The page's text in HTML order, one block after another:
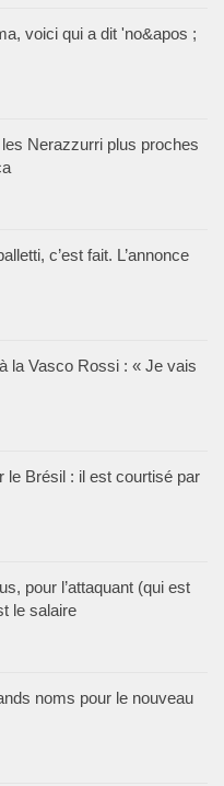
voici qui a dit 'no&apos ;
les Nerazzurri plus proches
c’est fait. L’annonce
la Vasco Rossi : « Je vais
le Brésil : il est courtisé par
pour l’attaquant (qui est
le salaire
noms pour le nouveau